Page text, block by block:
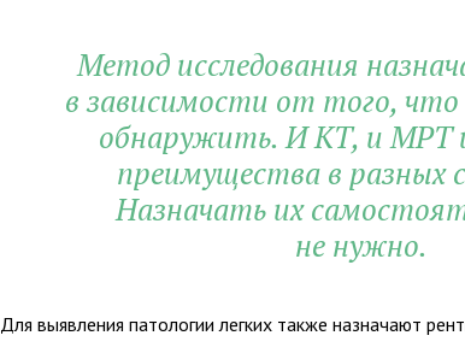
Метод исследования
в зависимости от того, что
обнаружить. И КТ, и МРТ
преимущества в разных
Назначать их
не нужно.
Для выявления патологии легких также назначают